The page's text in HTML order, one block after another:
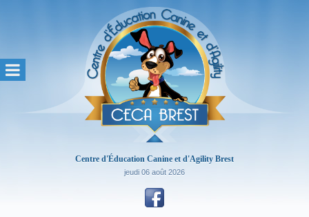
Centre d'Éducation Canine et d'Agility Brest
jeudi 06 août 2026